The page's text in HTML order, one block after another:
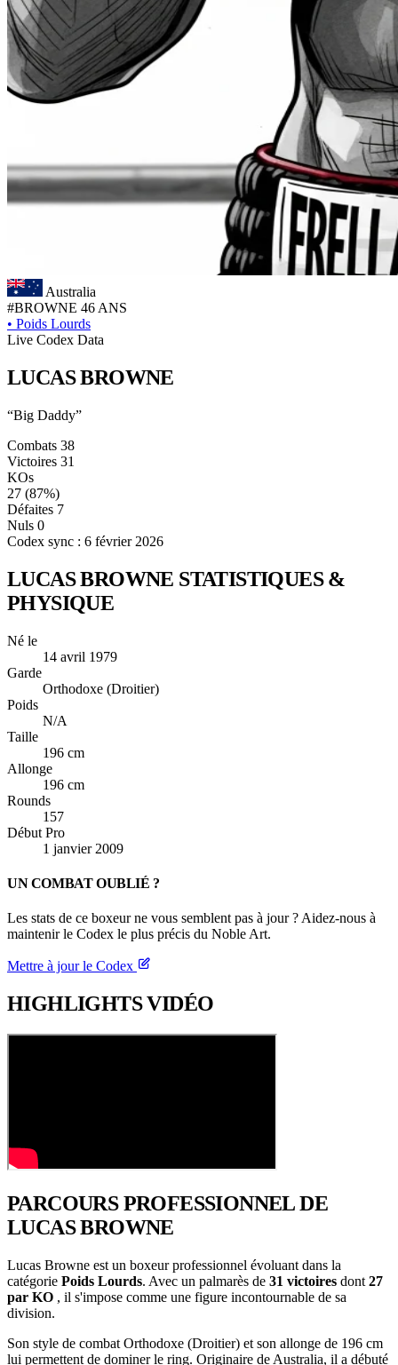
Australia
#BROWNE 46 ANS
• Poids Lourds
Live Codex Data
LUCASBROWNE
“Big Daddy”
Combats 38
Victoires 31
KOs
27 (87%)
Défaites 7
Nuls 0
Codex sync : 6 février 2026
LUCAS BROWNE STATISTIQUES &
PHYSIQUE
Né le
14 avril 1979
Garde
Orthodoxe (Droitier)
Poids
N/A
Taille
196 cm
Allonge
196 cm
Rounds
157
Début Pro
1 janvier 2009
UN COMBAT OUBLIÉ ?
Les stats de ce boxeur ne vous semblent pas à jour ? Aidez-nous à
maintenir le Codex le plus précis du Noble Art.
Mettre à jour le Codex
HIGHLIGHTSVIDÉO
PARCOURS PROFESSIONNELDE
LUCAS BROWNE
Lucas Browne est un boxeur professionnel évoluant dans la
catégorie Poids Lourds. Avec un palmarès de 31 victoires dont 27
par KO , il s'impose comme une figure incontournable de sa
division.
Son style de combat Orthodoxe (Droitier) et son allonge de 196 cm
lui permettent de dominer le ring. Originaire de Australia, il a débuté